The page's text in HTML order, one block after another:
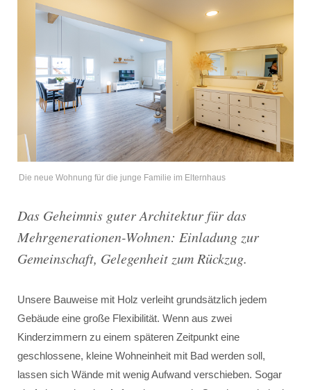
Die neue Wohnung für die junge Familie im Elternhaus
Das Geheimnis guter Architektur für das
Mehrgenerationen-Wohnen: Einladung zur
Gemeinschaft, Gelegenheit zum Rückzug.
Unsere Bauweise mit Holz verleiht grundsätzlich jedem
Gebäude eine große Flexibilität. Wenn aus zwei
Kinderzimmern zu einem späteren Zeitpunkt eine
geschlossene, kleine Wohneinheit mit Bad werden soll,
lassen sich Wände mit wenig Aufwand verschieben. Sogar